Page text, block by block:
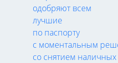
одобряют всем
лучшие
по паспорту
с моментальным
со снятием наличных